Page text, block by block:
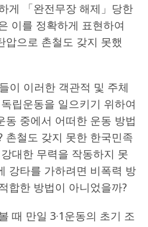
게 「완전무장 해제」당한
이를 정확하게 표현하여
압으로 촌철도 갖지 못했
이 이러한 객관적 및 주체
립운동을 일으키기 위하여
동 중에서 어떠한 운동 방법
촌철도 갖지 못한 한국민족
대한 무력을 작동하지 못
강타를 가하려면 비폭력 방
합한 방법이 아니었을까?
때 만일 3·1운동의 초기 조